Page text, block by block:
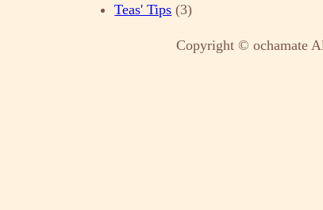
Teas' Tips (3)
Copyright © ochamate